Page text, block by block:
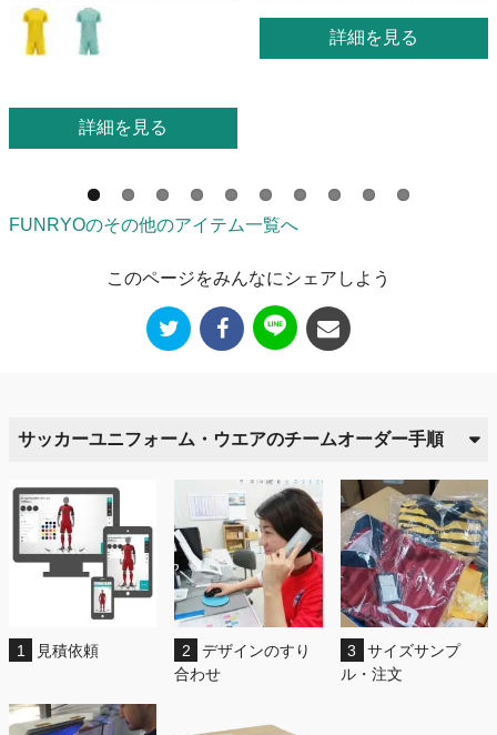
詳細を見る
詳細を見る
FUNRYOのその他のアイテム一覧へ
このページをみんなにシェアしよう
サッカーユニフォーム・ウエアのチームオーダー手順
1 見積依頼 2
デザインのすり
合わせ
3
サイズサンプ
ル・注文